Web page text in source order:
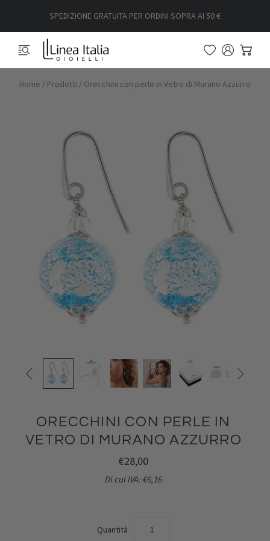
SPEDIZIONE GRATUITA PER ORDINI SOPRA AI 50 €
Home / Prodotti / Orecchini con perle in Vetro di Murano Azzurro
 
ORECCHINI CON PERLE IN
VETRO DI MURANO AZZURRO
€28,00
Di cui IVA: €6,16
Quantità